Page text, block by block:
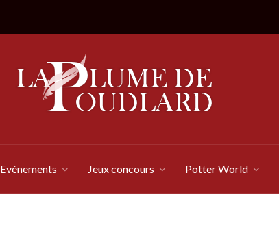
Evénements Jeux concours Potter World